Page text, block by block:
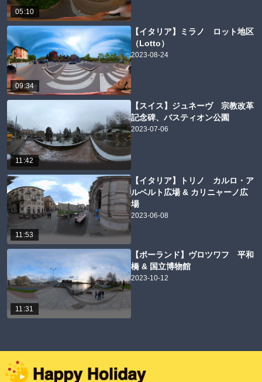
05:10
09:34
【イタリア】ミラノ ロット地区
（Lotto）
2023-08-24
11:42
【スイス】ジュネーヴ 宗教改革
記念碑、バスティオン公園
2023-07-06
11:53
【イタリア】トリノ カルロ・ア
ルベルト広場 & カリニャーノ広
場
2023-06-08
11:31
【ポーランド】ヴロツワフ 平和
橋 & 国立博物館
2023-10-12